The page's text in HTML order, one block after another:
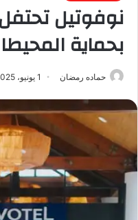
نوفوتيل
بحماية
حماده رمضان 1 يونيو، 2025